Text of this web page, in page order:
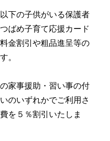
下の子供がいる保護者
ばめ子育て応援カード
金割引や粗品進呈等の
。
家事援助・習い事の付
のいずれかでご利用さ
を５％割引いたしま